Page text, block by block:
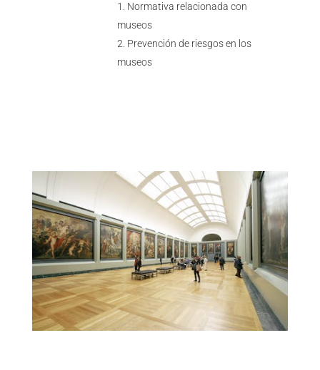
Normativa relacionada con
museos
Prevención de riesgos en los
museos